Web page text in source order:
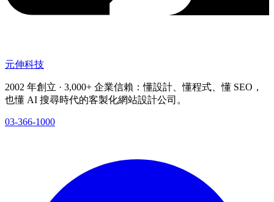
元伸科技
2002 年創立 · 3,000+ 企業信賴：懂設計、懂程式、懂 SEO，
也懂 AI 搜尋時代的客製化網站設計公司。
03-366-1000